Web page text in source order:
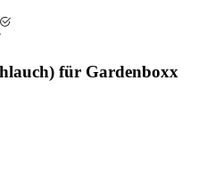
für Gardenboxx